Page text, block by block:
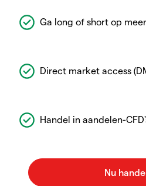
Ga long of short op
Direct market access
Handel in aandelen-